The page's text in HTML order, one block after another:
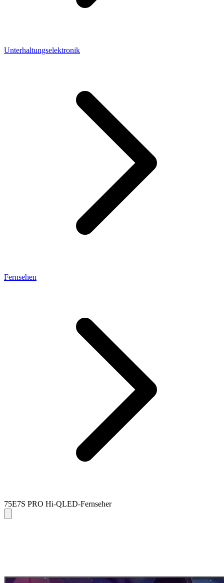
Unterhaltungselektronik
Fernsehen
75E7S PRO Hi-QLED-Fernseher